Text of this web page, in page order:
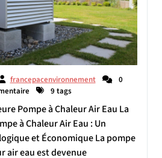
francepacenvironnement
0
9 tags
Pompe à Chaleur Air Eau La
à Chaleur Air Eau : Un
et Économique La pompe
air eau est devenue